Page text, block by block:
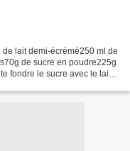
lait demi-écrémé250 ml de
de sucre en poudre225g
fondre le sucre avec le lait,